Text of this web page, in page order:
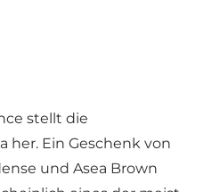
stellt die
her. Ein Geschenk von
und Asea Brown